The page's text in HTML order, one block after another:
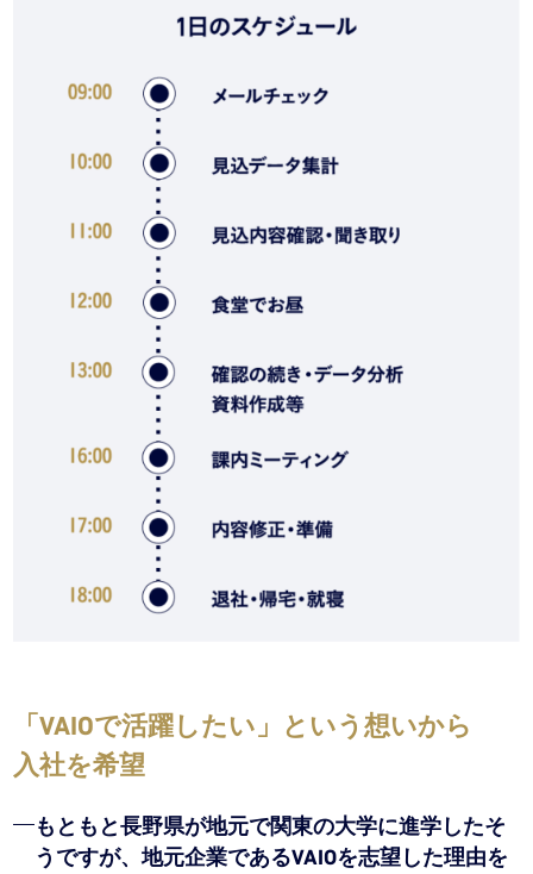
「VAIOで活躍したい」という想いから
入社を希望
もともと長野県が地元で関東の大学に進学したそ
うですが、地元企業であるVAIOを志望した理由を